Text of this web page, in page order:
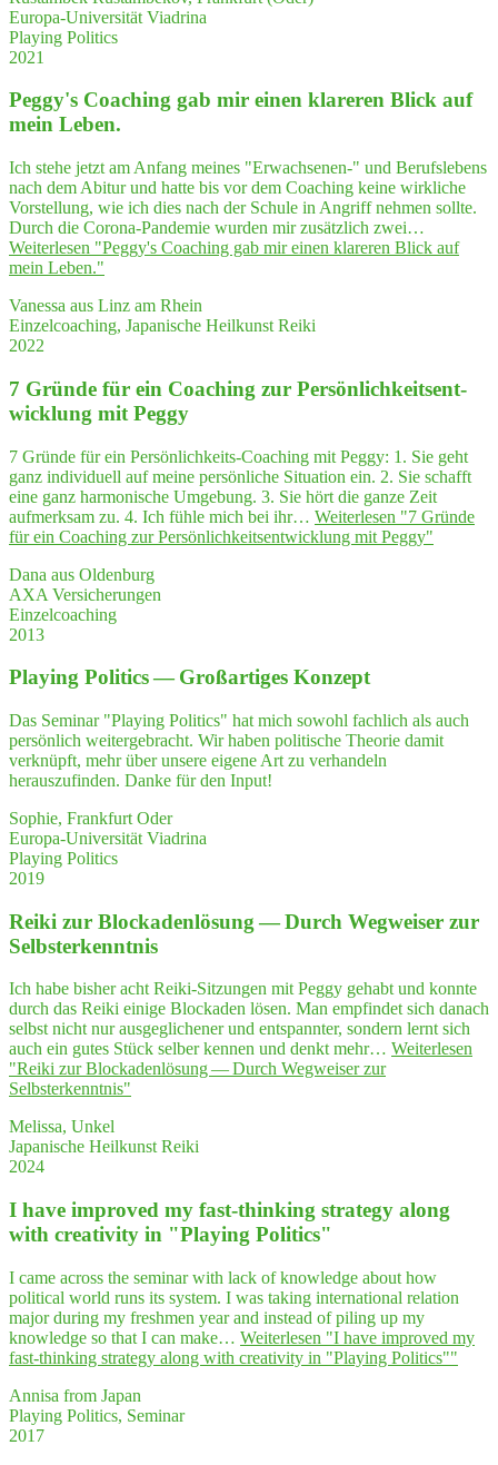
Europa-Universität Viadrina
Playing Politics
2021
Peggy's Coa­ching gab mir einen kla­re­ren Blick auf
mein Leben.
Ich stehe jetzt am Anfang meines "Erwachsenen-" und Berufslebens
nach dem Abitur und hatte bis vor dem Coaching keine wirkliche
Vorstellung, wie ich dies nach der Schule in Angriff nehmen sollte.
Durch die Corona-Pandemie wurden mir zusätzlich zwei…
Weiterlesen "Peggy's Coa­ching gab mir einen kla­re­ren Blick auf
mein Leben."
Vanessa aus Linz am Rhein
Einzelcoaching, Japanische Heilkunst Reiki
2022
7 Grün­de für ein Coa­ching zur Per­sön­lich­keits­ent­
wick­lung mit Peggy
7 Gründe für ein Persönlichkeits-Coaching mit Peggy: 1. Sie geht
ganz individuell auf meine persönliche Situation ein. 2. Sie schafft
eine ganz harmonische Umgebung. 3. Sie hört die ganze Zeit
aufmerksam zu. 4. Ich fühle mich bei ihr… Weiterlesen "7 Grün­de
für ein Coa­ching zur Per­sön­lich­keits­ent­wick­lung mit Peggy"
Dana aus Oldenburg
AXA Versicherungen
Einzelcoaching
2013
Play­ing Poli­tics — Groß­ar­ti­ges Konzept
Das Seminar "Playing Politics" hat mich sowohl fachlich als auch
persönlich weitergebracht. Wir haben politische Theorie damit
verknüpft, mehr über unsere eigene Art zu verhandeln
herauszufinden. Danke für den Input!
Sophie, Frankfurt Oder
Europa-Universität Viadrina
Playing Politics
2019
Rei­ki zur Blo­cka­den­lö­sung — Durch Weg­wei­ser zur
Selbsterkenntnis
Ich habe bisher acht Reiki-Sitzungen mit Peggy gehabt und konnte
durch das Reiki einige Blockaden lösen. Man empfindet sich danach
selbst nicht nur ausgeglichener und entspannter, sondern lernt sich
auch ein gutes Stück selber kennen und denkt mehr… Weiterlesen
"Rei­ki zur Blo­cka­den­lö­sung — Durch Weg­wei­ser zur
Selbsterkenntnis"
Melissa, Unkel
Japanische Heilkunst Reiki
2024
I have impro­ved my fast-thin­king stra­tegy along
with crea­ti­vi­ty in "Play­ing Politics"
I came across the seminar with lack of knowledge about how
political world runs its system. I was taking international relation
major during my freshmen year and instead of piling up my
knowledge so that I can make… Weiterlesen "I have impro­ved my
fast-thin­king stra­tegy along with crea­ti­vi­ty in "Play­ing Politics""
Annisa from Japan
Playing Politics, Seminar
2017